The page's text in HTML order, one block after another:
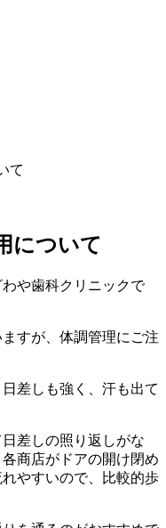
て
について
や歯科クリニックで
すが、体調管理にご注
差しも強く、汗も出て
差しの照り返しがな
商店がドアの開け閉め
やすいので、比較的歩